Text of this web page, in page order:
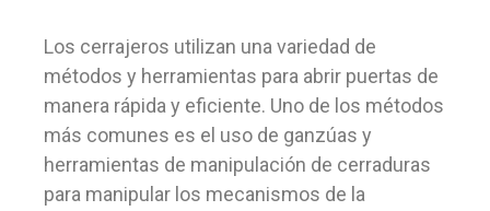
Los cerrajeros utilizan una variedad de
métodos y herramientas para abrir puertas de
manera rápida y eficiente. Uno de los métodos
más comunes es el uso de ganzúas y
herramientas de manipulación de cerraduras
para manipular los mecanismos de la